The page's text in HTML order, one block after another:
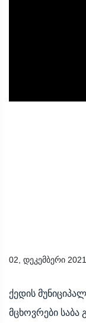
02, დეკემბერი
ქედის
მცხოვრები საბა